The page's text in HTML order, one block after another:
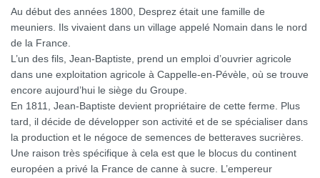
Au début des années 1800, Desprez était une famille de
meuniers. Ils vivaient dans un village appelé Nomain dans le nord
de la France.
L’un des fils, Jean-Baptiste, prend un emploi d’ouvrier agricole
dans une exploitation agricole à Cappelle-en-Pévèle, où se trouve
encore aujourd’hui le siège du Groupe.
En 1811, Jean-Baptiste devient propriétaire de cette ferme. Plus
tard, il décide de développer son activité et de se spécialiser dans
la production et le négoce de semences de betteraves sucrières.
Une raison très spécifique à cela est que le blocus du continent
européen a privé la France de canne à sucre. L’empereur